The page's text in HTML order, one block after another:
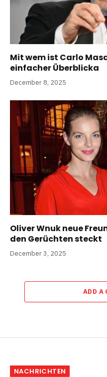
Mit wem ist Carlo
einfacher Überblicka
December 8, 2025
Oliver Wnuk neue
den Gerüchten steckt
December 3, 2025
ADD A
NACHRICHTEN